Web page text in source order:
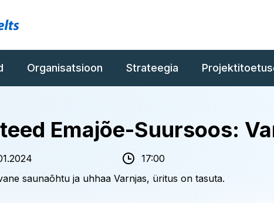
Organisatsioon Strateegia
Emajõe-Suursoos:
17:00
saunaõhtu ja uhhaa Varnjas, üritus on tasuta.